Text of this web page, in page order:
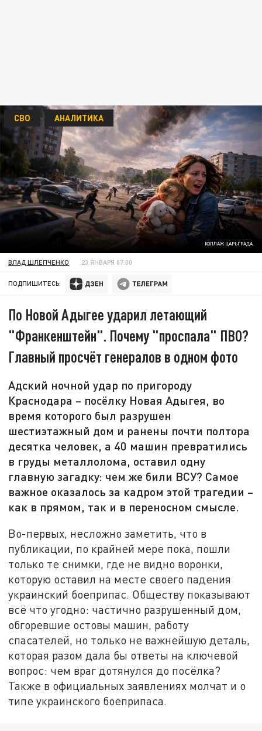
КОЛЛАЖ ЦАРЬГРАДА.
СВО АНАЛИТИКА
ВЛАД ШЛЕПЧЕНКО 23 ЯНВАРЯ 07:00
ПОДПИШИТЕСЬ:
По Новой Адыгее ударил летающий
"Франкенштейн". Почему "проспала" ПВО?
Главный просчёт генералов в одном фото
Адский ночной удар по пригороду
Краснодара – посёлку Новая Адыгея, во
время которого был разрушен
шестиэтажный дом и ранены почти полтора
десятка человек, а 40 машин превратились
в груды металлолома, оставил одну
главную загадку: чем же били ВСУ? Самое
важное оказалось за кадром этой трагедии –
как в прямом, так и в переносном смысле.
Во-первых, несложно заметить, что в
публикации, по крайней мере пока, пошли
только те снимки, где не видно воронки,
которую оставил на месте своего падения
украинский боеприпас. Обществу показывают
всё что угодно: частично разрушенный дом,
обгоревшие остовы машин, работу
спасателей, но только не важнейшую деталь,
которая разом дала бы ответы на ключевой
вопрос: чем враг дотянулся до посёлка?
Также в официальных заявлениях молчат и о
типе украинского боеприпаса.